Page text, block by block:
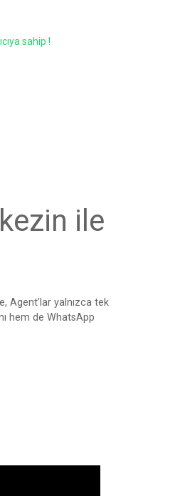
sahip !
ile
Agent’lar yalnızca tek
hem de WhatsApp